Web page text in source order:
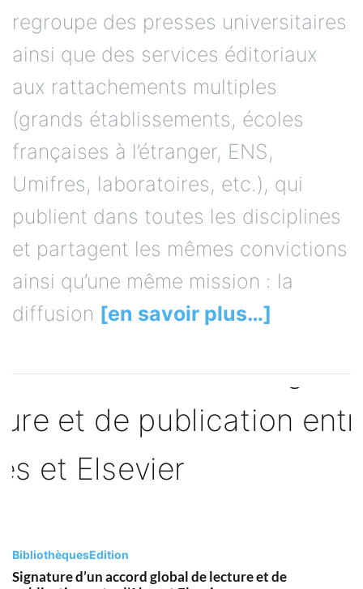
regroupe des presses universitaires
ainsi que des services éditoriaux
aux rattachements multiples
(grands établissements, écoles
françaises à l’étranger, ENS,
Umifres, laboratoires, etc.), qui
publient dans toutes les disciplines
et partagent les mêmes convictions
ainsi qu’une même mission : la
diffusion [en savoir plus…]
BibliothèquesEdition
Signature d’un accord global de lecture et de